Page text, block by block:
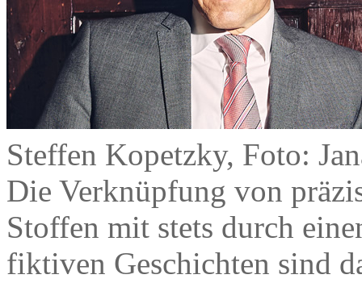
Steffen Kopetzky, Foto:
Die Verknüpfung von
Stoffen mit stets durch
fiktiven Geschichten sind